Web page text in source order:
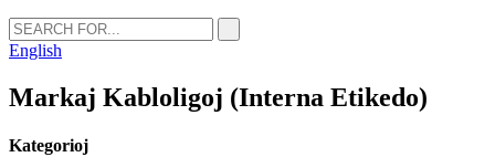
English
Markaj Kabloligoj (Interna Etikedo)
Kategorioj